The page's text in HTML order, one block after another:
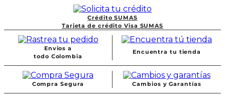
Crédito SUMAS
Tarjeta de crédito Visa SUMAS
Envios a
todo Colombia
Encuentra tu tienda
Compra Segura Cambios y Garantías